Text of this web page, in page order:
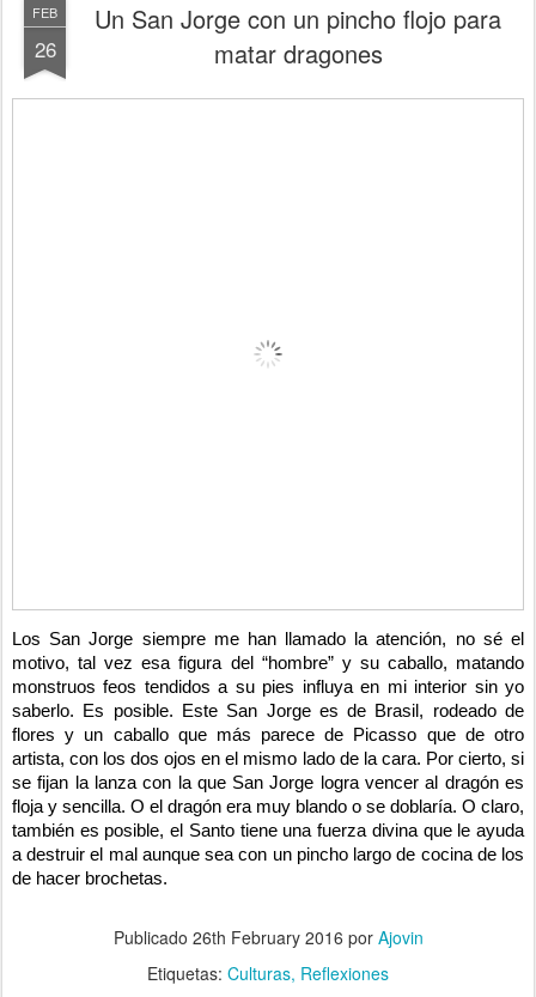
FEB
26
Un San Jorge con un pincho flojo para
matar dragones
Los San Jorge siempre me han llamado la atención, no sé el
motivo, tal vez esa figura del “hombre” y su caballo, matando
monstruos feos tendidos a su pies influya en mi interior sin yo
saberlo. Es posible. Este San Jorge es de Brasil, rodeado de
flores y un caballo que más parece de Picasso que de otro
artista, con los dos ojos en el mismo lado de la cara. Por cierto, si
se fijan la lanza con la que San Jorge logra vencer al dragón es
floja y sencilla. O el dragón era muy blando o se doblaría. O claro,
también es posible, el Santo tiene una fuerza divina que le ayuda
a destruir el mal aunque sea con un pincho largo de cocina de los
de hacer brochetas.
Publicado 26th February 2016 por Ajovin
Etiquetas: Culturas Reflexiones